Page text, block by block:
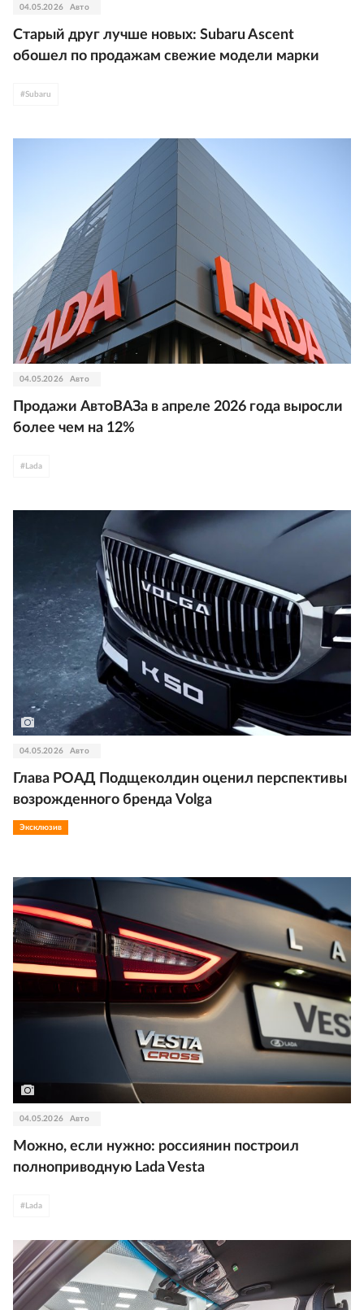
04.05.2026 Авто
Старый друг лучше новых: Subaru Ascent
обошел по продажам свежие модели марки
#Subaru
04.05.2026 Авто
Продажи АвтоВАЗа в апреле 2026 года выросли
более чем на 12%
# Lada
04.05.2026 Авто
Глава РОАД Подщеколдин оценил перспективы
возрожденного бренда Volga
Эксклюзив
04.05.2026 Авто
Можно, если нужно: россиянин построил
полноприводную Lada Vesta
# Lada